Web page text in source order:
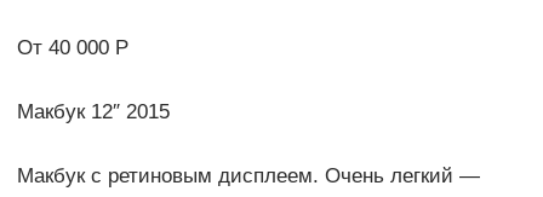
От 40 000 Р
Макбук 12″ 2015
Макбук с ретиновым дисплеем. Очень легкий —